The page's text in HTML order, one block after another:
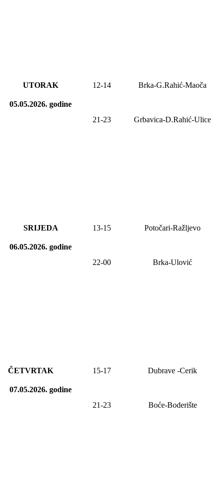
UTORAK
05.05.2026. godine
12-14 Brka-G.Rahić-Maoča
21-23 Grbavica-D.Rahić-Ulice
SRIJEDA
06.05.2026. godine
13-15 Potočari-Ražljevo
22-00 Brka-Ulović
ČETVRTAK
07.05.2026. godine
15-17 Dubrave -Cerik
21-23 Boće-Boderište